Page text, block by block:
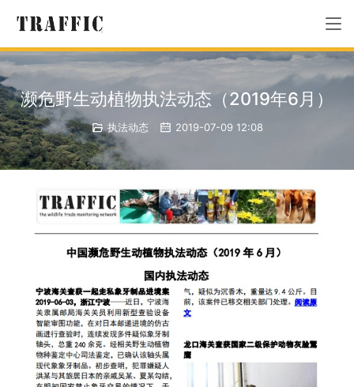
濒危野生动植物执法动态（2019年6月）
执法动态 2019-07-09 12:08